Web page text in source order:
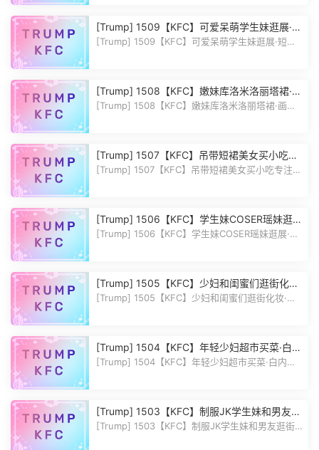
[Trump] 1509【KFC】可爱呆萌学生妹逛展·短
裙长筒黑丝袜白色内前后CD
[Trump] 1509【KFC】可爱呆萌学生妹逛展·短裙
[Trump] 1508【KFC】嫩妹库洛米洛丽塔裙·画
了精致的妆·过膝黑丝蓝窄内CD
[Trump] 1508【KFC】嫩妹库洛米洛丽塔裙·画了
[Trump] 1507【KFC】吊带短裙美女买小吃专
注玩手机·长相甜美白内前后CD
[Trump] 1507【KFC】吊带短裙美女买小吃专注玩
[Trump] 1506【KFC】学生妹COSER瑶妹逛展
·半透明内低角度CD·露个PiGuGou
[Trump] 1506【KFC】学生妹COSER瑶妹逛展·半
[Trump] 1505【KFC】少妇和闺蜜们逛街化妆·
气质不错长裙下穿了白色内
[Trump] 1505【KFC】少妇和闺蜜们逛街化妆·气
[Trump] 1504【KFC】年轻少妇超市买菜·白内
前面微透黑·有机会就一直前拍
[Trump] 1504【KFC】年轻少妇超市买菜·白内前
[Trump] 1503【KFC】制服JK学生妹和男友逛
街·短裙淡绿色内前后CD
[Trump] 1503【KFC】制服JK学生妹和男友逛街·